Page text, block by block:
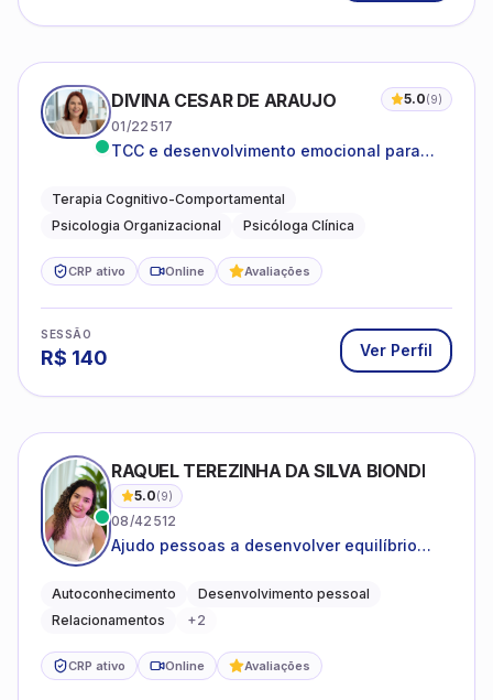
DIVINA CESAR DE ARAUJO 5.0(9)
01/22517
TCC e desenvolvimento emocional para
Terapia Cognitivo-Comportamental
Psicologia Organizacional
Psicóloga Clínica
CRP ativo Online Avaliações
SESSÃO
R$ 140 Ver Perfil
RAQUEL TEREZINHA DA SILVA BIONDI
5.0(9)
08/42512
Ajudo pessoas a desenvolver equilíbrio
Autoconhecimento
Desenvolvimento pessoal
Relacionamentos
+2
CRP ativo Online Avaliações